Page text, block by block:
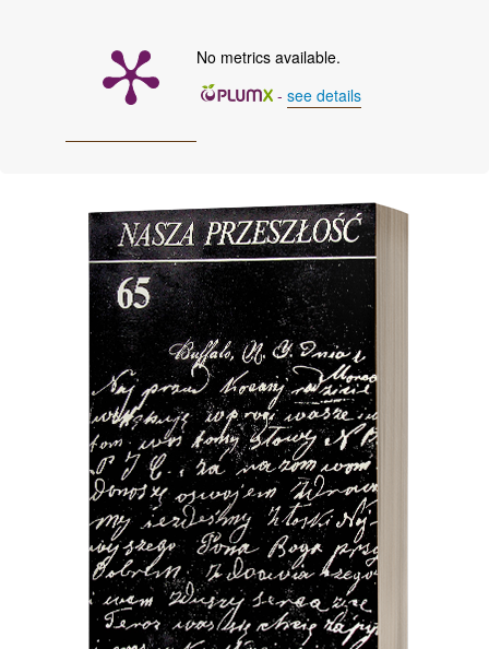
No metrics available.
- see details